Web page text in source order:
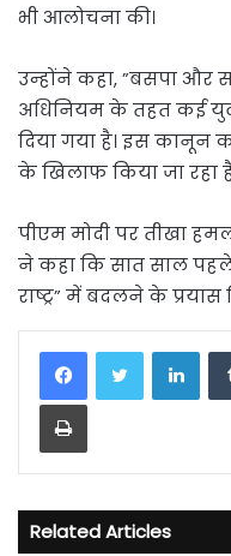
भी आलोचना की।
उन्‍होंने कहा, ”बसपा और
अधिनियम के तहत कई
दिया गया है। इस कानून
के खिलाफ किया जा रहा
पीएम मोदी पर तीखा
ने कहा कि सात साल
राष्ट्र” में बदलने के प्रयास
Print
Related Articles